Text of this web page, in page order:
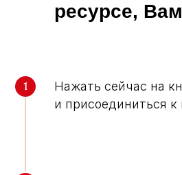
ресурсе,
Нажать сейчас на
и присоединиться к